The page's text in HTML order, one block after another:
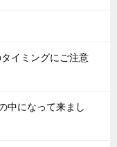
イミングにご注意
中になって来まし